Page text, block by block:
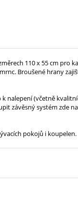
110 x 55 cm pro
Broušené hrany
nalepení (včetně
závěsný systém zde
pokojů i koupelen.